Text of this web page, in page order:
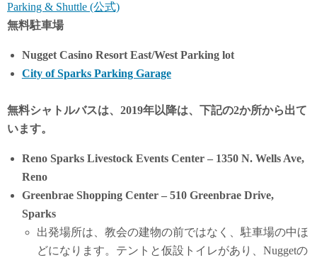
Parking & Shuttle (公式)
無料駐車場
Nugget Casino Resort East/West Parking lot
City of Sparks Parking Garage
無料シャトルバスは、2019年以降は、下記の2か所から出て
います。
Reno Sparks Livestock Events Center – 1350 N. Wells Ave,
Reno
Greenbrae Shopping Center – 510 Greenbrae Drive,
Sparks
出発場所は、教会の建物の前ではなく、駐車場の中ほ
どになります。テントと仮設トイレがあり、Nuggetの